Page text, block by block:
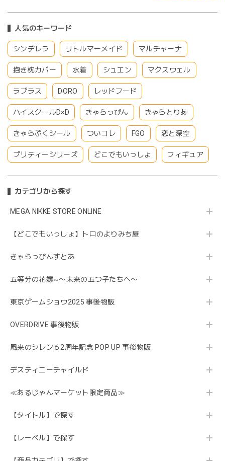
人気のキーワード
シンデレラ リトルマーメイド マルチャーナ
抱き枕カバー 水着 シュエン マクスウェル
ラプラス DORO レッドフード
ハイスクールD×D きゃらっぴん きゃらとりあ
きゃらぷくシール ついコレ FGO 恋と深空
プリティーシリーズ どこでもいっしょ フィギュア
カテゴリから探す
MEGA NIKKE STORE ONLINE
【どこでもいっしょ】トロのよりみち屋
きゃらっぴんすとあ
五等分の花嫁∽〜未来の五つ子たちへ〜
東京ゲームショウ2025 事後物販
OVERDRIVE 事後物販
風来のシレン６2周年記念 POP UP 事後物販
デスティニーチャイルド
≪あるじゃんマーケット限定商品≫
【タイトル】で探す
【レーベル】で探す